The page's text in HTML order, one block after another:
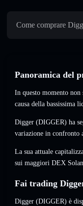
Come comprare
Panoramica del
In questo momento
causa della bassissima
Digger (DIGGER) ha
variazione in confronto
La sua attuale
sui maggiori DEX
Fai trading
Digger (DIGGER) è